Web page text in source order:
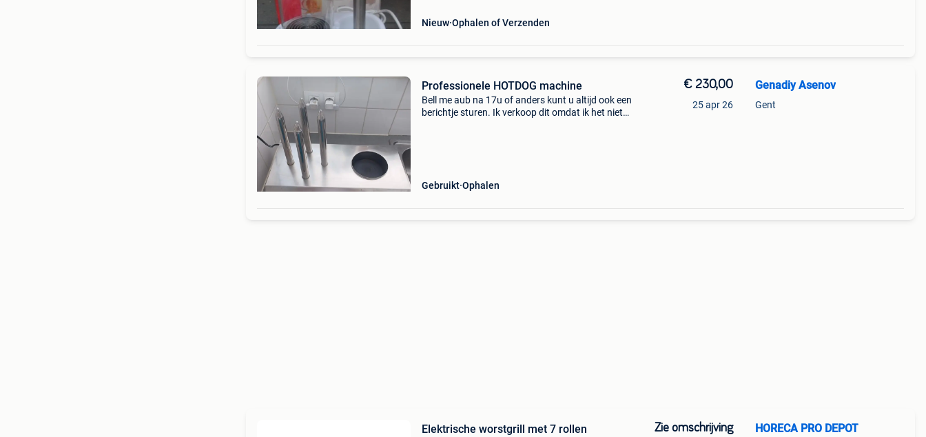
Nieuw Ophalen of Verzenden
Professionele HOTDOG machine
Bell me aub na 17u of anders kunt u altijd ook een
berichtje sturen. Ik verkoop dit omdat ik het niet
Gebruikt Ophalen
€ 230,00
25 apr 26
Genadiy Asenov
Gent
Elektrische worstgrill met 7 rollen Zie omschrijving HORECA PRO DEPOT